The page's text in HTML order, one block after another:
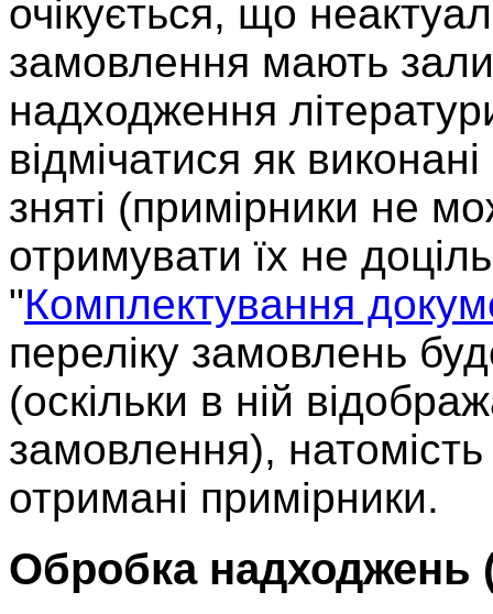
очікується, що
замовлення мають
надходження
відмічатися як
зняті (примірники не
отримувати їх не
"Комплектування
переліку замовлень
(оскільки в ній
замовлення),
отримані примірники.
Обробка надходжень